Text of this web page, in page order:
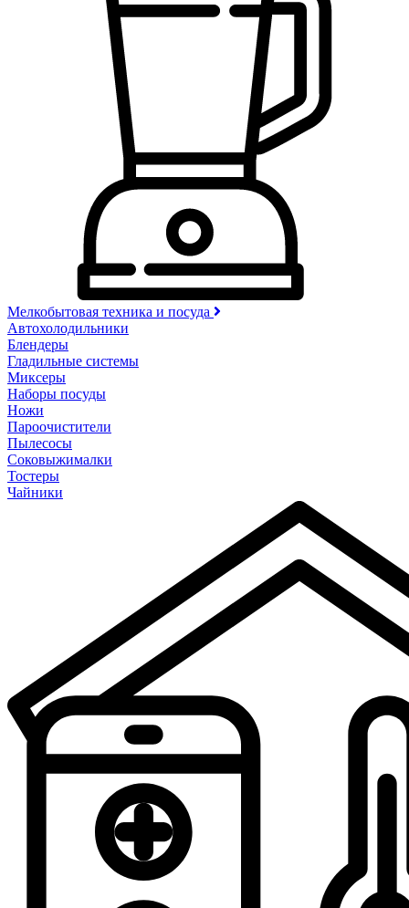
Мелкобытовая техника и посуда
Автохолодильники
Блендеры
Гладильные системы
Миксеры
Наборы посуды
Ножи
Пароочистители
Пылесосы
Соковыжималки
Тостеры
Чайники